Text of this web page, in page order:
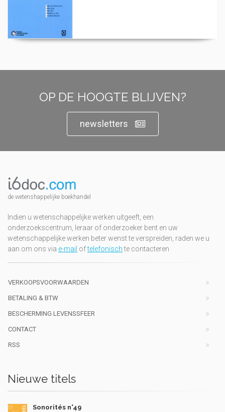
OP DE HOOGTE BLIJVEN?
newsletters
de wetenshappelijke boekhandel
Indien u wetenschappelijke werken uitgeeft, een
onderzoekscentrum, leraar of onderzoeker bent en uw
wetenschappelijke werken beter wenst te verspreiden, raden we u
aan om ons via e-mail oftelefonischte contacteren
VERKOOPSVOORWAARDEN
BETALING & BTW
BESCHERMING LEVENSSFEER
CONTACT
RSS
Nieuwe titels
Sonorités n°49